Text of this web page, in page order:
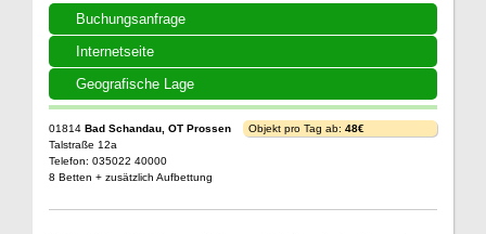
Buchungsanfrage
Internetseite
Geografische Lage
01814 Bad Schandau, OT Prossen
Talstraße 12a
Telefon: 035022 40000
8 Betten + zusätzlich Aufbettung
Objekt pro Tag ab: 48€